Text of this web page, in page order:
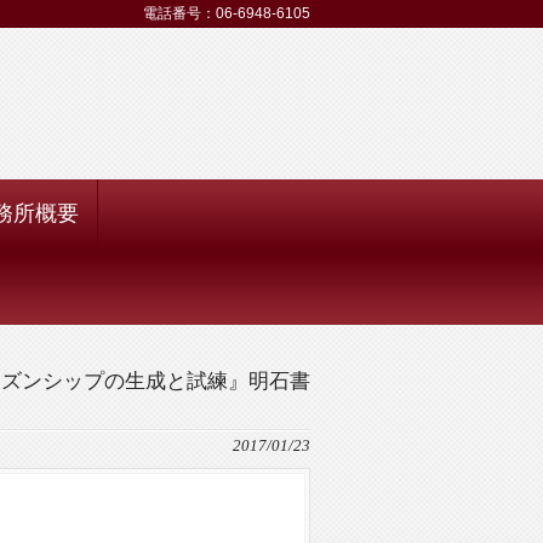
電話番号：06-6948-6105
所概要
ンシップの生成と試練』明石書
2017/01/23